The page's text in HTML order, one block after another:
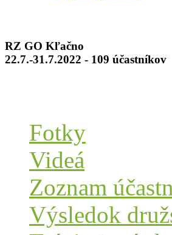
RZ GO Kľačno
22.7.-31.7.2022 - 109 účastníkov
Fotky
Videá
Zoznam
Výsledok